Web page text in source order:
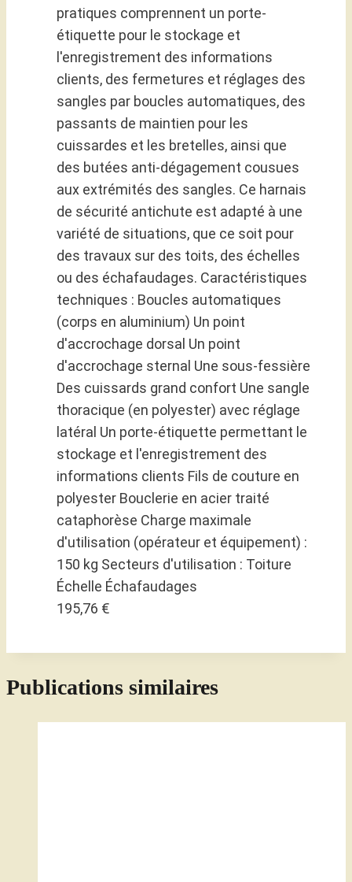
pratiques comprennent un porte-
étiquette pour le stockage et
l'enregistrement des informations
clients, des fermetures et réglages des
sangles par boucles automatiques, des
passants de maintien pour les
cuissardes et les bretelles, ainsi que
des butées anti-dégagement cousues
aux extrémités des sangles. Ce harnais
de sécurité antichute est adapté à une
variété de situations, que ce soit pour
des travaux sur des toits, des échelles
ou des échafaudages. Caractéristiques
techniques : Boucles automatiques
(corps en aluminium) Un point
d'accrochage dorsal Un point
d'accrochage sternal Une sous-fessière
Des cuissards grand confort Une sangle
thoracique (en polyester) avec réglage
latéral Un porte-étiquette permettant le
stockage et l'enregistrement des
informations clients Fils de couture en
polyester Bouclerie en acier traité
cataphorèse Charge maximale
d'utilisation (opérateur et équipement) :
150 kg Secteurs d'utilisation : Toiture
Échelle Échafaudages
195,76 €
Publications similaires